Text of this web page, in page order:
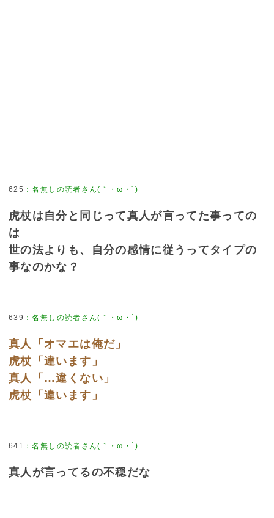
625 ：名無しの読者さん(｀・ω・´)
虎杖は自分と同じって真人が言ってた事っての
は
世の法よりも、自分の感情に従うってタイプの
事なのかな？
639 ：名無しの読者さん(｀・ω・´)
真人「オマエは俺だ」
虎杖「違います」
真人「…違くない」
虎杖「違います」
641 ：名無しの読者さん(｀・ω・´)
真人が言ってるの不穏だな